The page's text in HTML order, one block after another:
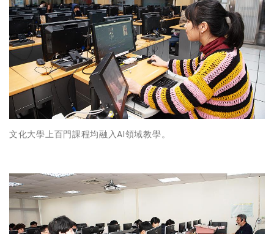
文化大學上百門課程均融入AI領域教學。